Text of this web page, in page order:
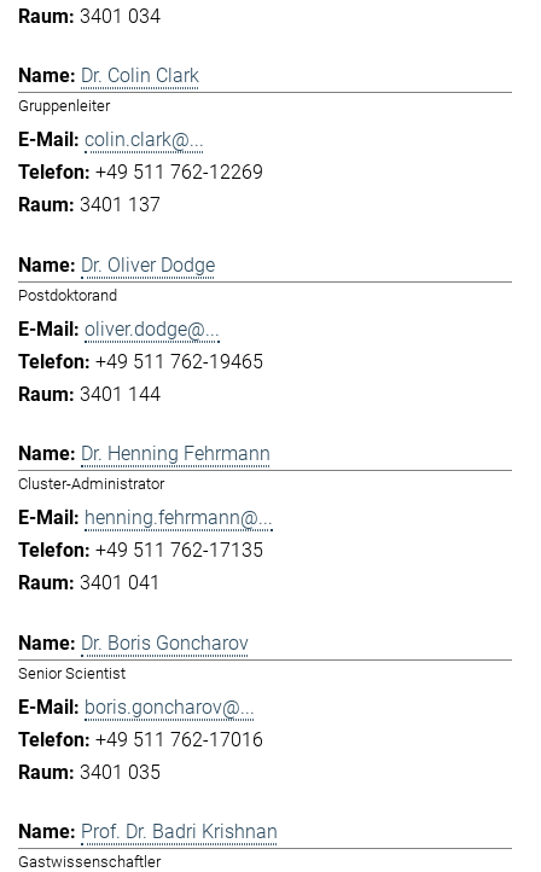
3401 034
Dr. Colin Clark
Gruppenleiter
colin.clark@...
+49 511 762-12269
3401 137
Dr. Oliver Dodge
Postdoktorand
oliver.dodge@...
+49 511 762-19465
3401 144
Dr. Henning Fehrmann
Cluster-Administrator
henning.fehrmann@...
+49 511 762-17135
3401 041
Dr. Boris Goncharov
Senior Scientist
boris.goncharov@...
+49 511 762-17016
3401 035
Prof. Dr. Badri Krishnan
Gastwissenschaftler